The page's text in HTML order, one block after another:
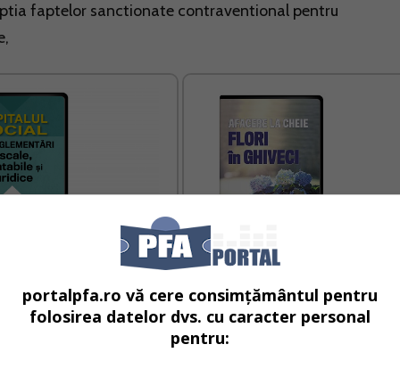
faptelor sanctionate contraventional pentru
social Noi reglementari
contabile si juridice
Afacere la cheie cu flori in ghiveci
portalpfa.ro vă cere consimțământul pentru
folosirea datelor dvs. cu caracter personal
pentru: